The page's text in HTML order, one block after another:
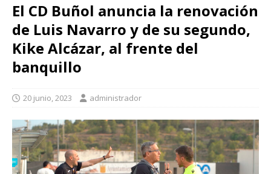
El CD Buñol anuncia la renovación
de Luis Navarro y de su segundo,
Kike Alcázar, al frente del
banquillo
20 junio, 2023 administrador